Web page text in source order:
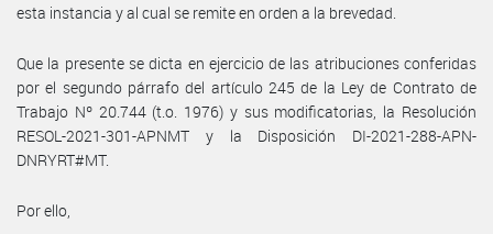
esta instancia y al cual se remite en orden a la brevedad.
Que la presente se dicta en ejercicio de las atribuciones conferidas
por el segundo párrafo del artículo 245 de la Ley de Contrato de
Trabajo Nº 20.744 (t.o. 1976) y sus modificatorias, la Resolución
RESOL-2021-301-APNMT y la Disposición DI-2021-288-APN-
DNRYRT#MT.
Por ello,